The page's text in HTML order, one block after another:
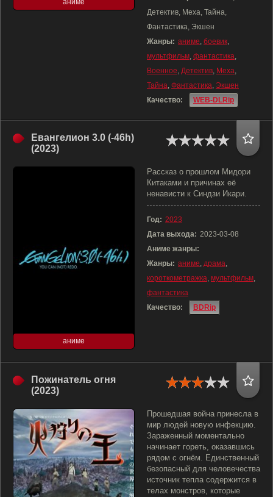
аниме
Детектив, Меха, Тайна,
Фантастика, Экшен
Жанры: аниме, боевик,
мультфильм, фантастика,
Военное, Детектив, Меха,
Тайна, Фантастика, Экшен
Качество:
WEB-DLRip
Евангелион 3.0 (-46h)
(2023)
аниме
Рассказ о прошлом Мидори
Китаками и причинах её
ненависти к Синдзи Икари.
Год: 2023
Дата выхода: 2023-03-08
Аниме жанры:
Жанры: аниме, драма,
короткометражка, мультфильм,
фантастика
Качество:
BDRip
Пожинатель огня
(2023)
Прошедшая война принесла в
мир людей новую инфекцию.
Зараженный моментально
начинает гореть, оказавшись
рядом с огнём. Единственный
безопасный для человечества
источник тепла содержится в
телах монстров, которые